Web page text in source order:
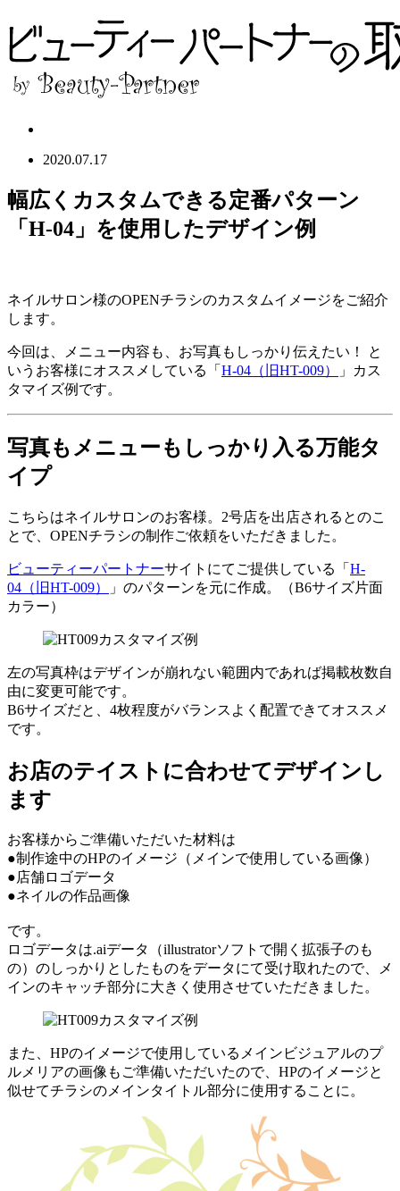
2020.07.17
幅広くカスタムできる定番パターン
「H-04」を使用したデザイン例
ネイルサロン様のOPENチラシのカスタムイメージをご紹介
します。
今回は、メニュー内容も、お写真もしっかり伝えたい！ と
いうお客様にオススメしている「 H-04（旧HT-009）
」カス
タマイズ例です。
写真もメニューもしっかり入る万能タ
イプ
こちらはネイルサロンのお客様。2号店を出店されるとのこ
とで、OPENチラシの制作ご依頼をいただきました。
ビューティーパートナーサイトにてご提供している「 H-
04（旧HT-009）
」のパターンを元に作成。（B6サイズ片面
カラー）
左の写真枠はデザインが崩れない範囲内であれば掲載枚数自
由に変更可能です。
B6サイズだと、4枚程度がバランスよく配置できてオススメ
です。
お店のテイストに合わせてデザインし
ます
お客様からご準備いただいた材料は
●制作途中のHPのイメージ（メインで使用している画像）
●店舗ロゴデータ
●ネイルの作品画像
です。
ロゴデータは.aiデータ（illustratorソフトで開く拡張子のも
の）のしっかりとしたものをデータにて受け取れたので、メ
インのキャッチ部分に大きく使用させていただきました。
また、HPのイメージで使用しているメインビジュアルのプ
ルメリアの画像もご準備いただいたので、HPのイメージと
似せてチラシのメインタイトル部分に使用することに。